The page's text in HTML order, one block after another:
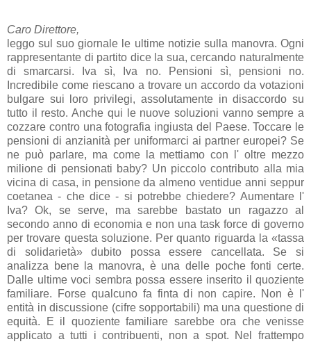
Caro Direttore,
leggo sul suo giornale le ultime notizie sulla manovra. Ogni
rappresentante di partito dice la sua, cercando naturalmente
di smarcarsi. Iva sì, Iva no. Pensioni sì, pensioni no.
Incredibile come riescano a trovare un accordo da votazioni
bulgare sui loro privilegi, assolutamente in disaccordo su
tutto il resto. Anche qui le nuove soluzioni vanno sempre a
cozzare contro una fotografia ingiusta del Paese. Toccare le
pensioni di anzianità per uniformarci ai partner europei? Se
ne può parlare, ma come la mettiamo con l' oltre mezzo
milione di pensionati baby? Un piccolo contributo alla mia
vicina di casa, in pensione da almeno ventidue anni seppur
coetanea - che dice - si potrebbe chiedere? Aumentare l'
Iva? Ok, se serve, ma sarebbe bastato un ragazzo al
secondo anno di economia e non una task force di governo
per trovare questa soluzione. Per quanto riguarda la «tassa
di solidarietà» dubito possa essere cancellata. Se si
analizza bene la manovra, è una delle poche fonti certe.
Dalle ultime voci sembra possa essere inserito il quoziente
familiare. Forse qualcuno fa finta di non capire. Non è l'
entità in discussione (cifre sopportabili) ma una questione di
equità. E il quoziente familiare sarebbe ora che venisse
applicato a tutti i contribuenti, non a spot. Nel frattempo